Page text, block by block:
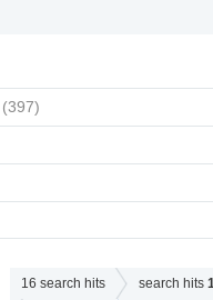
(397)
16 search hits search hits